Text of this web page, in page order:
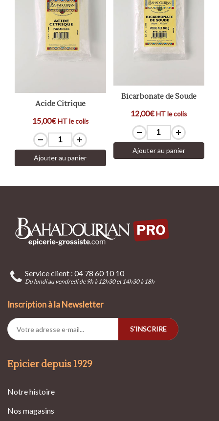
Acide Citrique
15,00€ HT le colis
Ajouter au panier
Bicarbonate de Soude
12,00€HT le colis
Ajouter au panier
Service client : 04 78 60 10 10
Du lundi au vendredi de 9h à 12h30 et 14h30 à 18h
Inscription à la Newsletter
S'INSCRIRE
Epicier depuis 1929
Notre histoire
Nos magasins